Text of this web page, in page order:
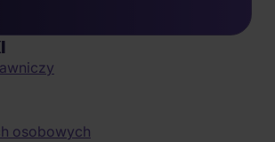
osobowych